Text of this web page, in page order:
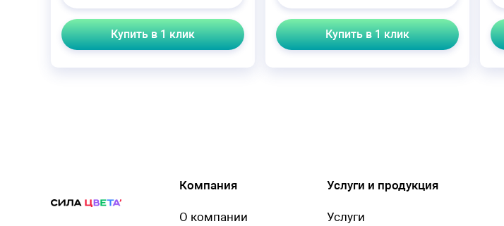
Купить в 1 клик Купить в 1 клик
Компания
О компании
Услуги и продукция
Услуги